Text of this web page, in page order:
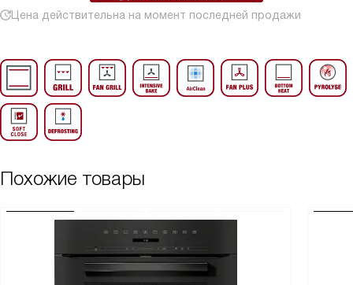
Цена действительна на момент последней продажи
Похожие товары